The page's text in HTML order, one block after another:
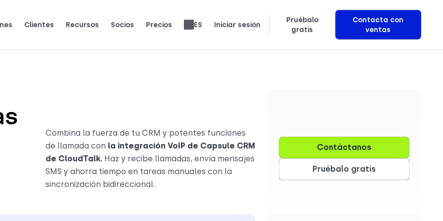
Clientes Recursos Socios Precios ES Iniciar sesión
Pruébalo
gratis
Contacta con
ventas
Combina la fuerza de tu CRM y potentes funciones
de llamada con la integración VoIP de Capsule CRM
de CloudTalk. Haz y recibe llamadas, envía mensajes
SMS y ahorra tiempo en tareas manuales con la
sincronización bidireccional.
Contáctanos
Pruébalo gratis